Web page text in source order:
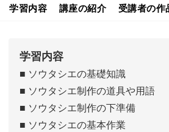
学習内容 講座の紹介 受講者の作
学習内容
■ ソウタシエの基礎知識
■ ソウタシエ制作の道具や用語
■ ソウタシエ制作の下準備
■ ソウタシエの基本作業